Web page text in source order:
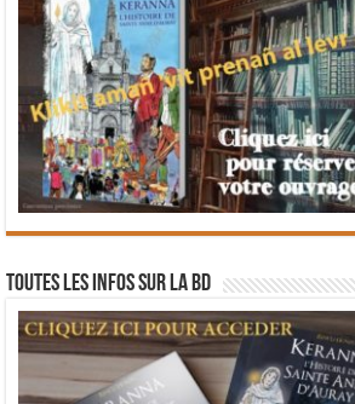
Toutes les infos sur la BD